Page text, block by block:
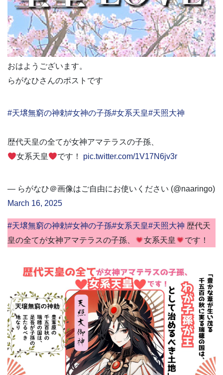
おはようございます。
らがなひさんのポストです
#天壌無窮の神勅#女神の子孫#女系天皇#天照大神
歴代天皇の全てが女神アマテラスの子孫、
女系天皇
です！ pic.twitter.com/1V17N6jv3r
— らがなひ＠画像はご自由にお使いください (@naaringo)
March 16, 2025
#天壌無窮の神勅#女神の子孫#女系天皇#天照大神 歴代天
皇の全てが女神アマテラスの子孫、
女系天皇 です！